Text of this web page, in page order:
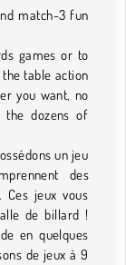
match-3 fun
games or to
table action
you want, no
the dozens of
un jeu
des
Ces jeux vous
de billard !
en quelques
de jeux à 9